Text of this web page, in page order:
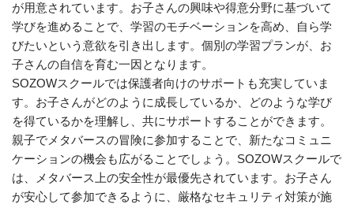
が用意されています。お子さんの興味や得意分野に基づいて
学びを進めることで、学習のモチベーションを高め、自ら学
びたいという意欲を引き出します。個別の学習プランが、お
子さんの自信を育む一因となります。
SOZOWスクールでは保護者向けのサポートも充実していま
す。お子さんがどのように成長しているか、どのような学び
を得ているかを理解し、共にサポートすることができます。
親子でメタバースの冒険に参加することで、新たなコミュニ
ケーションの機会も広がることでしょう。SOZOWスクールで
は、メタバース上の安全性が最優先されています。お子さん
が安心して参加できるように、厳格なセキュリティ対策が施